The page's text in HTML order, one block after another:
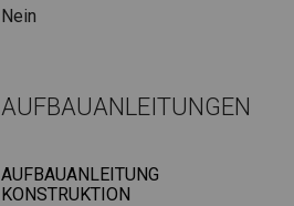
Nein
AUFBAUANLEITUNGEN
AUFBAUANLEITUNG
KONSTRUKTION